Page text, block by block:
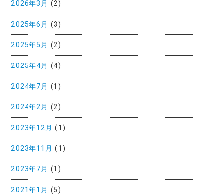
2026年3月 (2)
2025年6月 (3)
2025年5月 (2)
2025年4月 (4)
2024年7月 (1)
2024年2月 (2)
2023年12月 (1)
2023年11月 (1)
2023年7月 (1)
2021年1月 (5)